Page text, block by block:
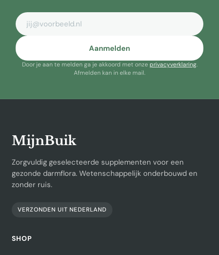
E-mailadres
Aanmelden
Door je aan te melden ga je akkoord met onzeprivacyverklaring.
Afmelden kan in elke mail.
MijnBuik
Zorgvuldig geselecteerde supplementen voor een
gezonde darmflora. Wetenschappelijk onderbouwd en
zonder ruis.
VERZONDEN UIT NEDERLAND
SHOP